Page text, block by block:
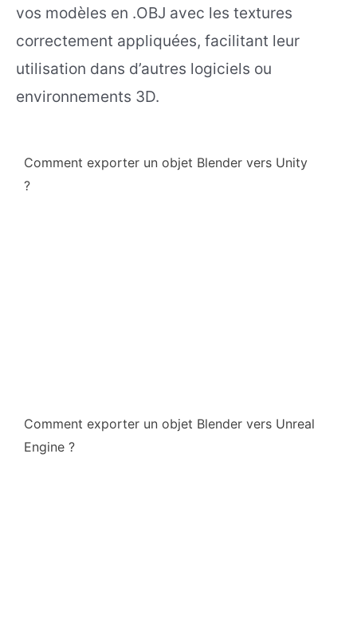
vos modèles en .OBJ avec les textures
correctement appliquées, facilitant leur
utilisation dans d’autres logiciels ou
environnements 3D.
Comment exporter un objet Blender vers Unity
?
Comment exporter un objet Blender vers Unreal
Engine ?